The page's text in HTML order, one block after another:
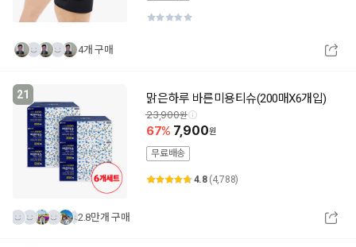
4개 구매
21 맑은하루 바른미용티슈(200매X6개입)
23,900
67 7,900
무료배송
4.8 (4,788)
2.8만개 구매